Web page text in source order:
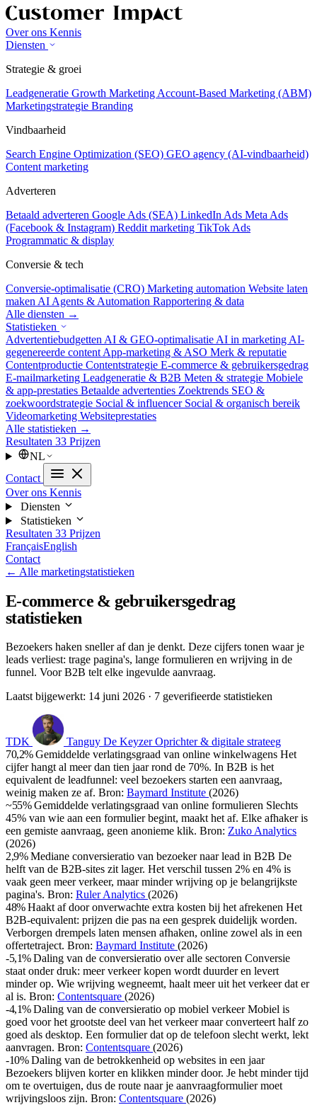
Over ons Kennis
Diensten
Strategie & groei
Leadgeneratie Growth Marketing Account-Based Marketing (ABM)
Marketingstrategie Branding
Vindbaarheid
Search Engine Optimization (SEO) GEO agency (AI-vindbaarheid)
Content marketing
Adverteren
Betaald adverteren Google Ads (SEA) LinkedIn Ads Meta Ads
(Facebook & Instagram) Reddit marketing TikTok Ads
Programmatic & display
Conversie & tech
Conversie-optimalisatie (CRO) Marketing automation Website laten
maken AI Agents & Automation Rapportering & data
Alle diensten →
Statistieken
Advertentiebudgetten AI & GEO-optimalisatie AI in marketing AI-
gegenereerde content App-marketing & ASO Merk & reputatie
Contentproductie Contentstrategie E-commerce & gebruikersgedrag
E-mailmarketing Leadgeneratie & B2B Meten & strategie Mobiele
& app-prestaties Betaalde advertenties Zoektrends SEO &
zoekwoordstrategie Social & influencer Social & organisch bereik
Videomarketing Websiteprestaties
Alle statistieken →
Resultaten 33 Prijzen
NL
Contact
Over ons Kennis
Diensten
Statistieken
Resultaten 33 Prijzen
FrançaisEnglish
Contact
← Alle marketingstatistieken
E-commerce & gebruikersgedrag
statistieken
Bezoekers haken sneller af dan je denkt. Deze cijfers tonen waar je
leads verliest: trage pagina's, lange formulieren en wrijving in de
funnel. Voor B2B telt elke ingevulde aanvraag.
Laatst bijgewerkt: 14 juni 2026 · 7 geverifieerde statistieken
TDK Tanguy De Keyzer Oprichter & digitale strateeg
70,2%Gemiddelde verlatingsgraad van online winkelwagens Het
cijfer hangt al meer dan tien jaar rond de 70%. In B2B is het
equivalent de leadfunnel: veel bezoekers starten een aanvraag,
weinig maken ze af. Bron: Baymard Institute (2026)
~55%Gemiddelde verlatingsgraad van online formulieren Slechts
45% van wie aan een formulier begint, maakt het af. Elke afhaker is
een gemiste aanvraag, geen anonieme klik. Bron: Zuko Analytics
(2026)
2,9%Mediane conversieratio van bezoeker naar lead in B2B De
helft van de B2B-sites zit lager. Het verschil tussen 2% en 4% is
vaak geen meer verkeer, maar minder wrijving op je belangrijkste
pagina's. Bron: Ruler Analytics (2026)
48%Haakt af door onverwachte extra kosten bij het afrekenen Het
B2B-equivalent: prijzen die pas na een gesprek duidelijk worden.
Verborgen drempels laten mensen afhaken, online zowel als in een
offertetraject. Bron: Baymard Institute (2026)
-5,1%Daling van de conversieratio over alle sectoren Conversie
staat onder druk: meer verkeer kopen wordt duurder en levert
minder op. Wie wrijving wegneemt, haalt meer uit het verkeer dat er
al is. Bron: Contentsquare (2026)
-4,1%Daling van de conversieratio op mobiel verkeer Mobiel is
goed voor het grootste deel van het verkeer maar converteert half zo
goed als desktop. Een formulier dat op de telefoon slecht werkt, lekt
aanvragen. Bron: Contentsquare (2026)
-10%Daling van de betrokkenheid op websites in een jaar
Bezoekers blijven korter en klikken minder door. Je hebt minder tijd
om te overtuigen, dus de route naar je aanvraagformulier moet
wrijvingsloos zijn. Bron: Contentsquare (2026)